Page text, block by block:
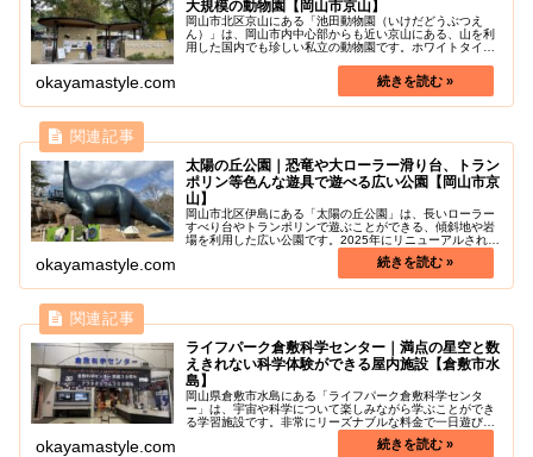
大規模の動物園【岡山市京山】
岡山市北区京山にある「池田動物園（いけだどうぶつえ
ん）」は、岡山市内中心部からも近い京山にある、山を利
用した国内でも珍しい私立の動物園です。ホワイトタイガ
okayamastyle.com
太陽の丘公園｜恐竜や大ローラー滑り台、トラン
ポリン等色んな遊具で遊べる広い公園【岡山市京
山】
岡山市北区伊島にある「太陽の丘公園」は、長いローラー
すべり台やトランポリンで遊ぶことができる、傾斜地や岩
場を利用した広い公園です。2025年にリニューアルされ新
しくなりました！近隣には、「人と科学の未来館サイピ
okayamastyle.com
ライフパーク倉敷科学センター｜満点の星空と数
えきれない科学体験ができる屋内施設【倉敷市水
島】
岡山県倉敷市水島にある「ライフパーク倉敷科学センタ
ー」は、宇宙や科学について楽しみながら学ぶことができ
る学習施設です。非常にリーズナブルな料金で一日遊びつ
くすことができます。「プラネタリウム」と「全天周映画
（巨大映画を展開する映写システム）...
okayamastyle.com